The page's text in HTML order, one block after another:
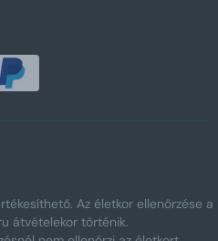
Az életkor ellenőrzése a
átvételekor történik.